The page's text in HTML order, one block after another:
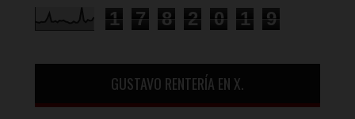
1 7 8 2 0 1 9
GUSTAVO RENTERÍA EN X.